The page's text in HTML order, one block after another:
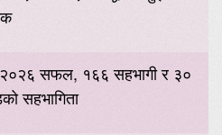
सफल, १६६ सहभागी र ३०
सहभागिता